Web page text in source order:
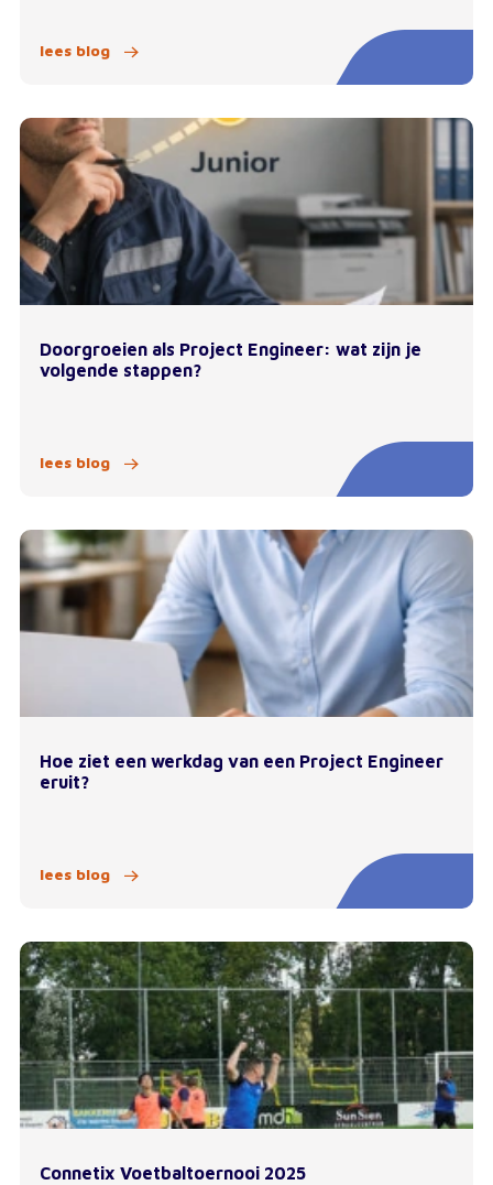
lees blog
Doorgroeien als Project Engineer: wat zijn je
volgende stappen?
lees blog
Hoe ziet een werkdag van een Project Engineer
eruit?
lees blog
Connetix Voetbaltoernooi 2025